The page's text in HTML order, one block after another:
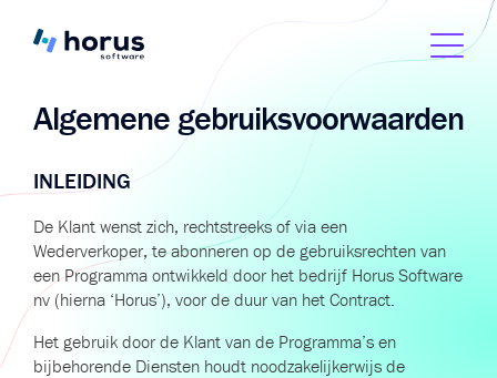
Algemene gebruiksvoorwaarden
INLEIDING
De Klant wenst zich, rechtstreeks of via een
Wederverkoper, te abonneren op de gebruiksrechten van
een Programma ontwikkeld door het bedrijf Horus Software
nv (hierna ‘Horus’), voor de duur van het Contract.
Het gebruik door de Klant van de Programma’s en
bijbehorende Diensten houdt noodzakelijkerwijs de